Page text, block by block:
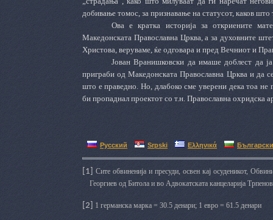
добивање томос, за признавање на статусот, каков
Ова е кратка историја за откриените
Македонската Православна Црква, а за духовните
Христова, веруваме, ќе одговара и пред Вечниот и
Јован Вранишковски да имаше доблест да
приграби од Македонската Православна Црква и да
што е праведно. Но, длабоко сме уверени дека тоа не
би пропаднал проектот со т.н. Православна охридска
Русский Srpski Ελληνικά Български
[1]
Сите обвиненија и пресуди, освен кај осуденикот,
Георгиев од Битола и во Адвокатската канцеларија
[2] 1 германска марка = 30.5 денари; 1 евро = 61.5 денари